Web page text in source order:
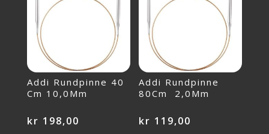
Addi Rundpinne 40
Cm 10,0Mm
kr 198,00
Addi Rundpinne
80Cm 2,0Mm
kr 119,00